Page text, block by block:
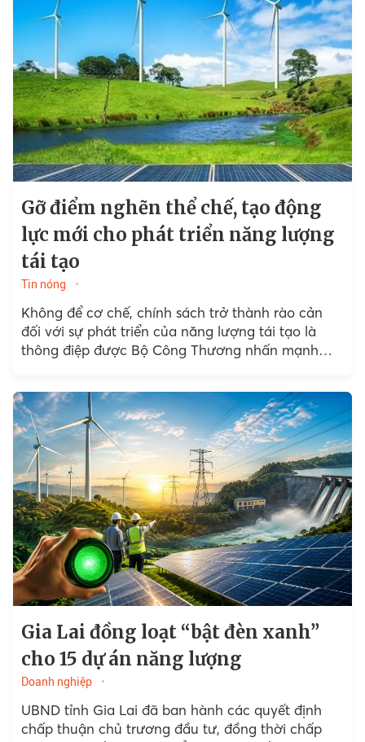
Gỡ điểm nghẽn thể chế, tạo động
lực mới cho phát triển năng lượng
tái tạo
Tin nóng
Không để cơ chế, chính sách trở thành rào cản
đối với sự phát triển của năng lượng tái tạo là
thông điệp được Bộ Công Thương nhấn mạnh…
Gia Lai đồng loạt “bật đèn xanh”
cho 15 dự án năng lượng
Doanh nghiệp
UBND tỉnh Gia Lai đã ban hành các quyết định
chấp thuận chủ trương đầu tư, đồng thời chấp